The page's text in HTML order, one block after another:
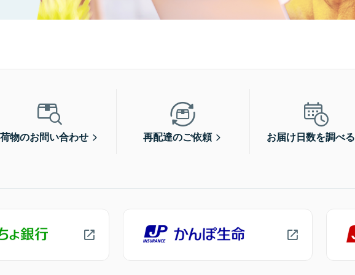
荷物のお問い合わせ 再配達のご依頼 お届け日数を調べる